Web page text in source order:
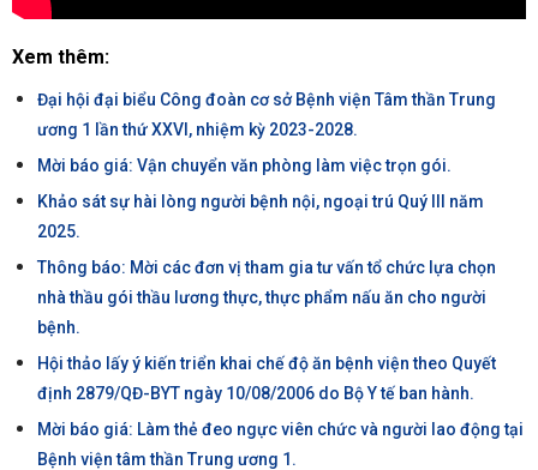
Xem thêm:
Đại hội đại biểu Công đoàn cơ sở Bệnh viện Tâm thần Trung
ương 1 lần thứ XXVI, nhiệm kỳ 2023-2028.
Mời báo giá: Vận chuyển văn phòng làm việc trọn gói.
Khảo sát sự hài lòng người bệnh nội, ngoại trú Quý III năm
2025.
Thông báo: Mời các đơn vị tham gia tư vấn tổ chức lựa chọn
nhà thầu gói thầu lương thực, thực phẩm nấu ăn cho người
bệnh.
Hội thảo lấy ý kiến triển khai chế độ ăn bệnh viện theo Quyết
định 2879/QĐ-BYT ngày 10/08/2006 do Bộ Y tế ban hành.
Mời báo giá: Làm thẻ đeo ngực viên chức và người lao động tại
Bệnh viện tâm thần Trung ương 1.